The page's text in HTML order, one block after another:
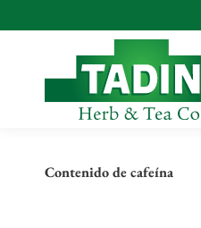
Contenido de cafeína